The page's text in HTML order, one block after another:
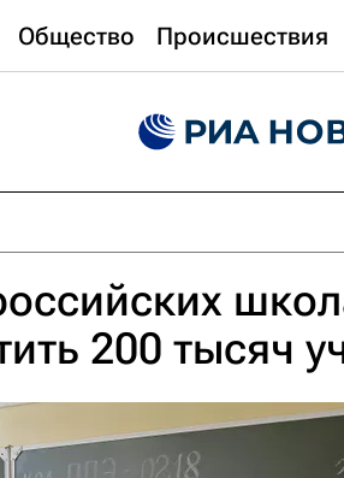
Общество Происшествия
200 тысяч